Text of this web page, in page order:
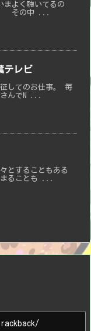
まよく聴いてるの
。 その中 ...
テレビ
してのお仕事。 毎
さんでN ...
とすることもある
まることも ...